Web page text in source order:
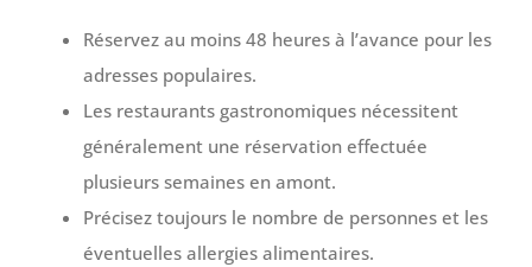
Réservez au moins 48 heures à l’avance pour les
adresses populaires.
Les restaurants gastronomiques nécessitent
généralement une réservation effectuée
plusieurs semaines en amont.
Précisez toujours le nombre de personnes et les
éventuelles allergies alimentaires.